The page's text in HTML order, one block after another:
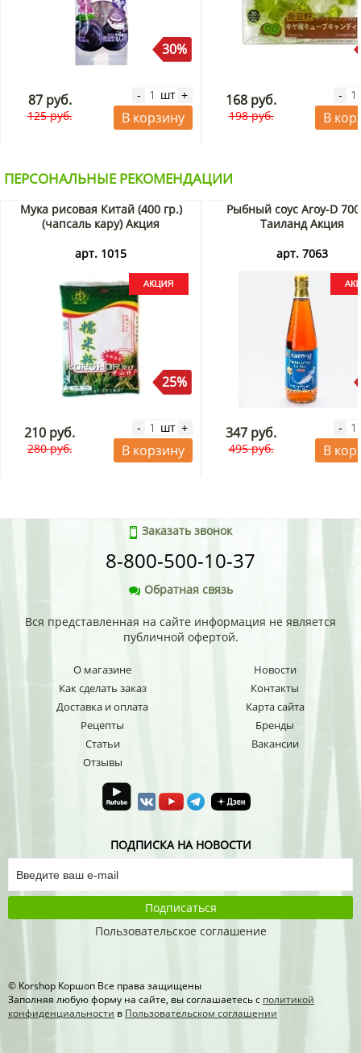
30%
87 руб.
125 руб.
- шт +
В корзину
168 руб.
198 руб.
-
В
ПЕРСОНАЛЬНЫЕ РЕКОМЕНДАЦИИ
Мука рисовая Китай (400 гр.)
(чапсаль кару) Акция
арт. 1015
25%
210 руб.
280 руб.
- шт +
В корзину
Рыбный соус Aroy-D
Таиланд Акция
арт. 7063
347 руб.
495 руб.
-
В
Заказать звонок
8-800-500-10-37
Обратная связь
Вся представленная на сайте информация не является
публичной офертой.
О магазине
Как сделать заказ
Доставка и оплата
Рецепты
Статьи
Отзывы
Новости
Контакты
Карта сайта
Бренды
Вакансии
ПОДПИСКА НА НОВОСТИ
Подписаться
Пользовательское соглашение
© Korshop Koршоп Все права защищены
Заполняя любую форму на сайте, вы соглашаетесь с политикой
конфиденциальности в Пользовательском соглашении